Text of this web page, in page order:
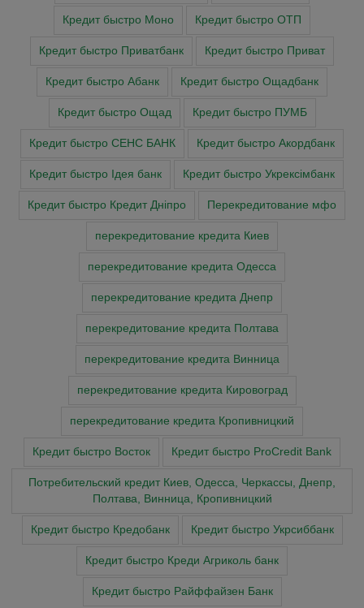
Кредит быстро Моно Кредит быстро ОТП
Кредит быстро Приватбанк Кредит быстро Приват
Кредит быстро Абанк Кредит быстро Ощадбанк
Кредит быстро Ощад Кредит быстро ПУМБ
Кредит быстро СЕНС БАНК Кредит быстро Акордбанк
Кредит быстро Ідея банк Кредит быстро Укрексімбанк
Кредит быстро Кредит Дніпро Перекредитование мфо
перекредитование кредита Киев
перекредитование кредита Одесса
перекредитование кредита Днепр
перекредитование кредита Полтава
перекредитование кредита Винница
перекредитование кредита Кировоград
перекредитование кредита Кропивницкий
Кредит быстро Восток Кредит быстро ProCredit Bank
Потребительский кредит Киев, Одесса, Черкассы, Днепр,
Полтава, Винница, Кропивницкий
Кредит быстро Кредобанк Кредит быстро Укрсиббанк
Кредит быстро Креди Агриколь банк
Кредит быстро Райффайзен Банк